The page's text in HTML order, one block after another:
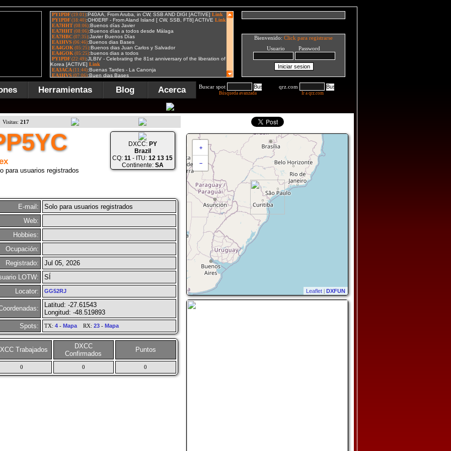
Bienvenido: Click para registrarse
Usuario Password
Herramientas Blog Acerca Buscar spot
Búsqueda avanzada
qrz.com
Ir a qrz.com
Visitas: 217
+
−
Leaflet | DXFUN
para usuarios registrados
DXCC: PY
Brazil
CQ: 11 - ITU: 12 13 15
Continente: SA
E-mail:
Solo para usuarios registrados
Web:
Hobbies:
Ocupación:
Registrado:
Jul 05, 2026
LOTW:
SÍ
Locator:
GG52RJ
Latitud: -27.61543
Longitud: -48.519893
Spots:
TX: 4- MapaRX: 23- Mapa
Trabajados
DXCC
Confirmados
Puntos
0 0 0